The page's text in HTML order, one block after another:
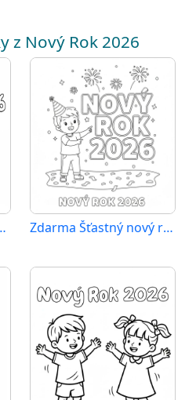
z Nový Rok 2026
rok 2026 Zdarma Šťastný nový rok 2026